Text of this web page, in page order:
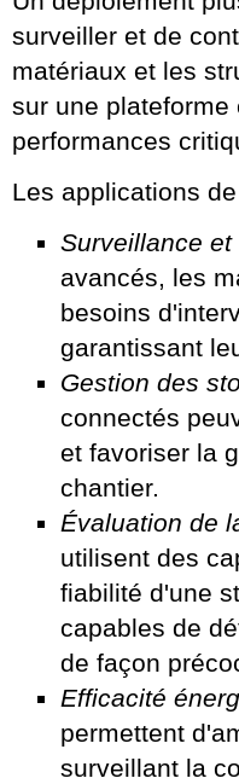
surveiller et de
matériaux et les
sur une
performances
Les applications
Surveillance
avancés, les
besoins
garantissant
Gestion des
connectés
et favoriser la
chantier.
Évaluation de
utilisent des
fiabilité d'une
capables de
de façon
Efficacité
permettent
surveillant la